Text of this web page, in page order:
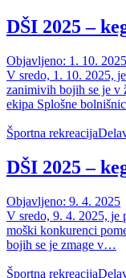
DŠI 2025 –
Objavljeno: 1. 10. 2025
V sredo, 1. 10. 2025,
zanimivih bojih se je v
ekipa Splošne
Športna rekreacija
DŠI 2025 –
Objavljeno: 9. 4. 2025
V sredo, 9. 4. 2025, je
moški konkurenci
bojih se je zmage v…
Športna rekreacija